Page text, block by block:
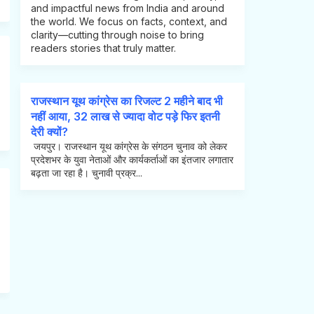
and impactful news from India and around
the world. We focus on facts, context, and
clarity—cutting through noise to bring
readers stories that truly matter.
राजस्थान यूथ कांग्रेस का रिजल्ट 2 महीने बाद भी
नहीं आया, 32 लाख से ज्यादा वोट पड़े फिर इतनी
देरी क्यों?
जयपुर। राजस्थान यूथ कांग्रेस के संगठन चुनाव को लेकर
प्रदेशभर के युवा नेताओं और कार्यकर्ताओं का इंतजार लगातार
बढ़ता जा रहा है। चुनावी प्रक्र...